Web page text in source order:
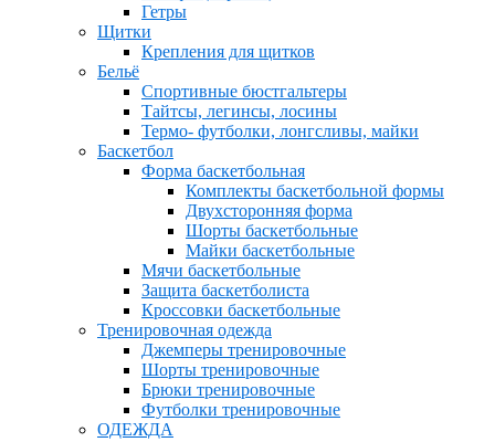
Гетры
Щитки
Крепления для щитков
Бельё
Спортивные бюстгальтеры
Тайтсы, легинсы, лосины
Термо- футболки, лонгсливы, майки
Баскетбол
Форма баскетбольная
Комплекты баскетбольной формы
Двухсторонняя форма
Шорты баскетбольные
Майки баскетбольные
Мячи баскетбольные
Защита баскетболиста
Кроссовки баскетбольные
Тренировочная одежда
Джемперы тренировочные
Шорты тренировочные
Брюки тренировочные
Футболки тренировочные
ОДЕЖДА